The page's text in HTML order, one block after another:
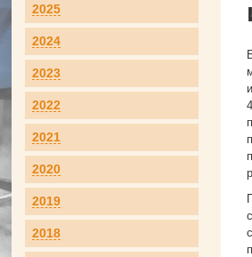
2025
2024
2023
2022
2021
2020
2019
2018